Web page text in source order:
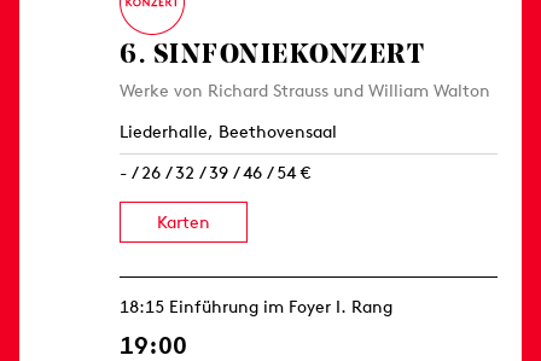
6. SINFONIE­KONZERT
Werke von Richard Strauss und William Walton
Liederhalle, Beethovensaal
- / 26 / 32 / 39 / 46 / 54 €
Karten
18:15 Einführung im Foyer I. Rang
19:00